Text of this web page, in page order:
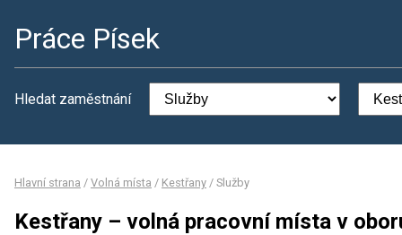
Práce Písek
Hledat zaměstnání
Hlavní strana / Volná místa / Kestřany / Služby
Kestřany – volná pracovní místa v